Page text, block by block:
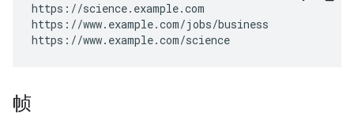
https://science.example.com
https://www.example.com/jobs/business
https://www.example.com/science
帧